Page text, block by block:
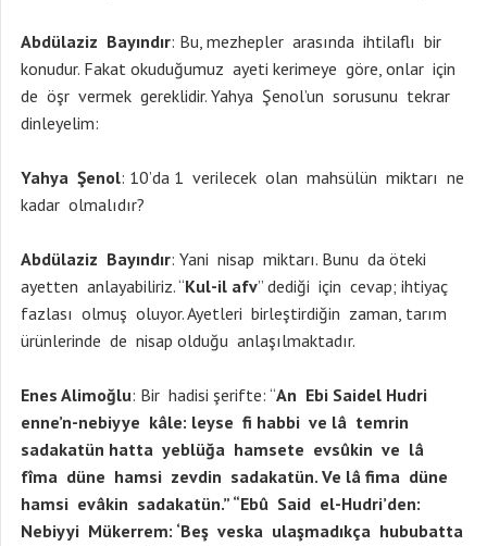
Abdülaziz Bayındır: Bu, mezhepler arasında ihtilaflı bir
konudur. Fakat okuduğumuz ayeti kerimeye göre, onlar için
de öşr vermek gereklidir. Yahya Şenol’un sorusunu tekrar
dinleyelim:
Yahya Şenol: 10’da 1 verilecek olan mahsülün miktarı ne
kadar olmalıdır?
Abdülaziz Bayındır: Yani nisap miktarı. Bunu da öteki
ayetten anlayabiliriz. “Kul-il afv” dediği için cevap; ihtiyaç
fazlası olmuş oluyor. Ayetleri birleştirdiğin zaman, tarım
ürünlerinde de nisap olduğu anlaşılmaktadır.
Enes Alimoğlu: Bir hadisi şerifte: “An Ebi Saidel Hudri
enne’n-nebiyye kâle: leyse fi habbi ve lâ temrin
sadakatün hatta yeblüğa hamsete evsûkin ve lâ
fîma düne hamsi zevdin sadakatün. Ve lâ fima düne
hamsi evâkin sadakatün.” “Ebû Said el-Hudri’den:
Nebiyyi Mükerrem: ‘Beş veska ulaşmadıkça hububatta